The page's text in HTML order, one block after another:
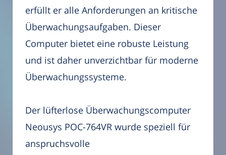
erfüllt er alle Anforderungen an kritische
Überwachungsaufgaben. Dieser
Computer bietet eine robuste Leistung
und ist daher unverzichtbar für moderne
Überwachungssysteme.
Der lüfterlose Überwachungscomputer
Neousys POC-764VR wurde speziell für
anspruchsvolle